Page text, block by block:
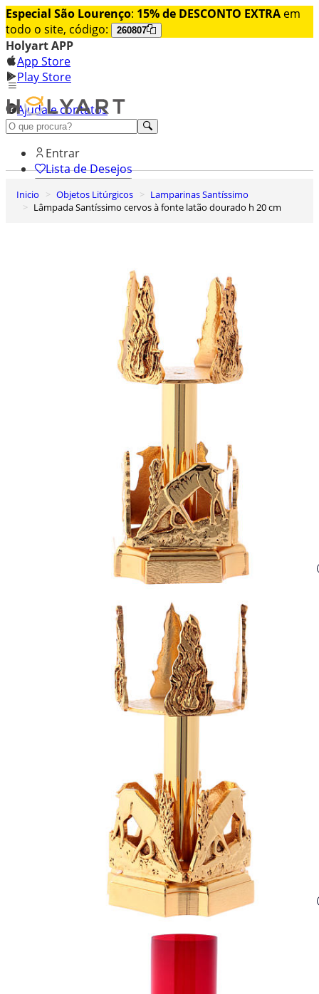
Especial São Lourenço: 15% de DESCONTO EXTRA em
todo o site, código:
260807
Holyart APP
App Store
Play Store
Ajuda e contatos
Conheça premium
Entrar
Lista de Desejos
0
Carrinho de Compras
Inicio Objetos Litúrgicos
Lamparinas Santíssimo
Lâmpada Santíssimo cervos à fonte latão dourado h 20 cm